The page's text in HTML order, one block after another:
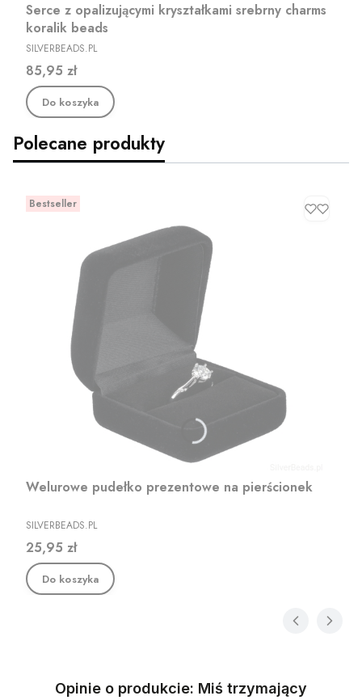
Serce z opalizującymi kryształkami srebrny charms
koralik beads
PRODUCENT
SILVERBEADS.PL
Cena
85,95 zł
Do koszyka
Polecane produkty
Bestseller
Welurowe pudełko prezentowe na pierścionek
PRODUCENT
SILVERBEADS.PL
Cena
25,95 zł
Do koszyka
Opinie o produkcie: Miś trzymający